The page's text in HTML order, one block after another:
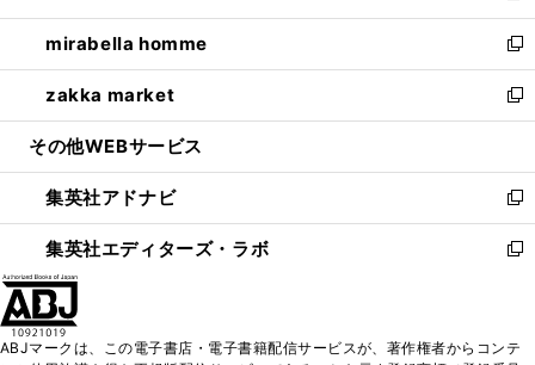
開
く
ウ
で
開
く
ン
ド
ウ
で
開
ウ
ィ
ン
ド
ウ
開
く
し
い
ウ
ィ
ン
ウ
で
開
く
mirabella homme
新
し
い
ウ
ン
ド
ウ
で
zakka market
新
し
ウ
ィ
ン
ド
く
その他WEBサービス
集英社アドナビ
新
し
い
ド
集英社エディターズ・ラボ
新
ィ
ABJマークは、この電子書店・電子書籍配信サービスが、著作権者からコンテ